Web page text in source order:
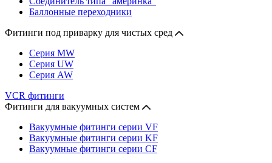
Баллонные переходники
Фитинги под приварку для чистых сред
Серия MW
Серия UW
Серия AW
VCR фитинги
Фитинги для вакуумных систем
Вакуумные фитинги серии VF
Вакуумные фитинги серии KF
Вакуумные фитинги серии CF